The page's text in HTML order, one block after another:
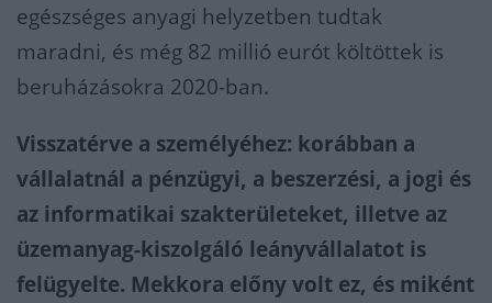
egészséges anyagi helyzetben tudtak
maradni, és még 82 millió eurót költöttek is
beruházásokra 2020-ban.
Visszatérve a személyéhez: korábban a
vállalatnál a pénzügyi, a beszerzési, a jogi és
az informatikai szakterületeket, illetve az
üzemanyag-kiszolgáló leányvállalatot is
felügyelte. Mekkora előny volt ez, és miként